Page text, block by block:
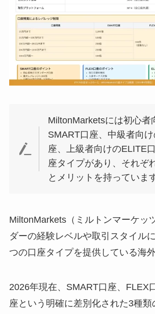
MiltonMarketsには初心者
SMART口座、中級者向
座、上級者向けのELITE
座タイプがあり、それぞ
とメリットを持っていま
MiltonMarkets（ミルトンマーケッ
ダーの経験レベルや取引スタイル
つの口座タイプを提供している海
2026年現在、SMART口座、FLEX
座という明確に差別化された3種